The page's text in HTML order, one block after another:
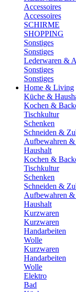
Accessoires
Accessoires
SCHIRME
SHOPPING
Sonstiges
Sonstiges
Lederwaren &
Sonstiges
Sonstiges
Home & Living
Küche &
Kochen &
Tischkultur
Schenken
Schneiden &
Aufbewahren &
Haushalt
Kochen &
Tischkultur
Schenken
Schneiden &
Aufbewahren &
Haushalt
Kurzwaren
Kurzwaren
Handarbeiten
Wolle
Kurzwaren
Handarbeiten
Wolle
Elektro
Bad